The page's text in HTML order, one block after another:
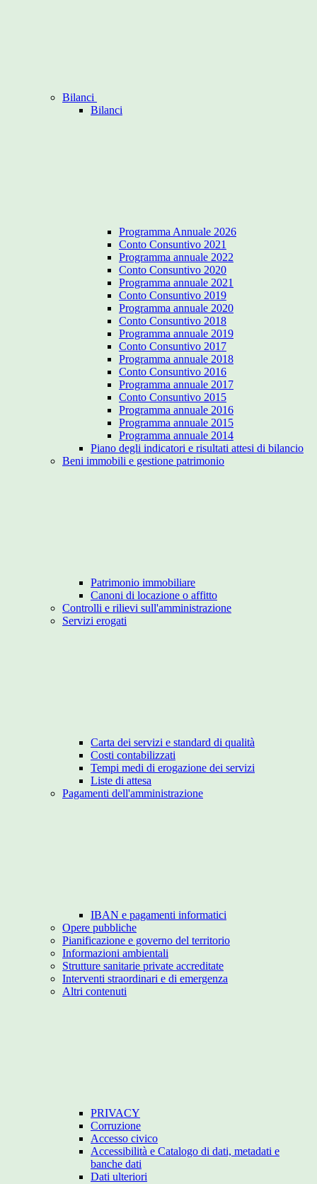
Bilanci
Bilanci
Programma Annuale 2026
Conto Consuntivo 2021
Programma annuale 2022
Conto Consuntivo 2020
Programma annuale 2021
Conto Consuntivo 2019
Programma annuale 2020
Conto Consuntivo 2018
Programma annuale 2019
Conto Consuntivo 2017
Programma annuale 2018
Conto Consuntivo 2016
Programma annuale 2017
Conto Consuntivo 2015
Programma annuale 2016
Programma annuale 2015
Programma annuale 2014
Piano degli indicatori e risultati attesi di bilancio
Beni immobili e gestione patrimonio
Patrimonio immobiliare
Canoni di locazione o affitto
Controlli e rilievi sull'amministrazione
Servizi erogati
Carta dei servizi e standard di qualità
Costi contabilizzati
Tempi medi di erogazione dei servizi
Liste di attesa
Pagamenti dell'amministrazione
IBAN e pagamenti informatici
Opere pubbliche
Pianificazione e governo del territorio
Informazioni ambientali
Strutture sanitarie private accreditate
Interventi straordinari e di emergenza
Altri contenuti
PRIVACY
Corruzione
Accesso civico
Accessibilità e Catalogo di dati, metadati e
banche dati
Dati ulteriori